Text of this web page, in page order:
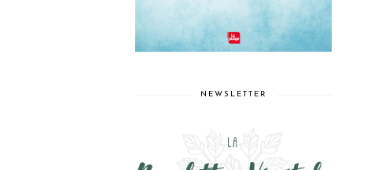
NEWSLETTER